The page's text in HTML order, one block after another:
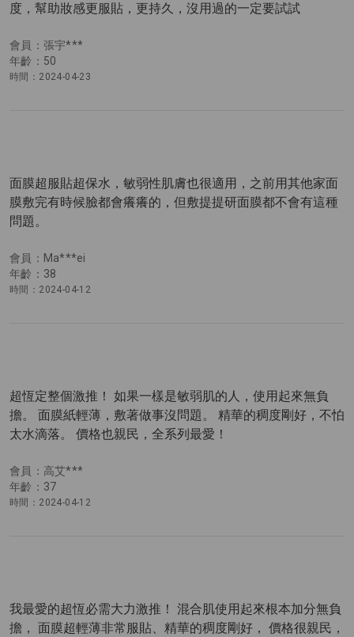
會員：張宇***
年齡：50
時間：2024-04-23
度，幫助妝感更服貼，更持久，沒用過的一定要試試
會員：Ma***ei
年齡：38
時間：2024-04-12
面膜超服貼超保水，敏弱性肌膚也很適用，之前用其他家面
膜敷完有時候臉都會癢癢的，但敷提提研面膜都不會有這種
問題。
會員：高艾***
年齡：37
時間：2024-04-12
超恆定整個激推！ 如果一樣是敏弱肌的人，使用起來無負
擔。 面膜紙輕薄，敷著做事沒問題。 精華的稠度剛好，不怕
太水滴落。 價格也親民，全系列最愛！
我最愛的超恆必需大力激推！ 混合肌使用起來根本加分無負
擔， 面膜超輕薄非常服貼、精華的稠度剛好， 價格很親民，